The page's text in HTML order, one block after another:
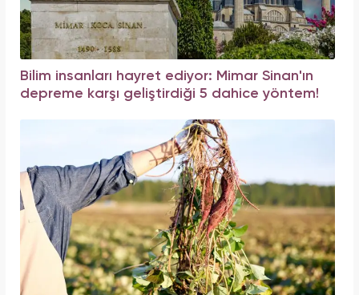
Bilim insanları hayret ediyor: Mimar Sinan'ın
depreme karşı geliştirdiği 5 dahice yöntem!